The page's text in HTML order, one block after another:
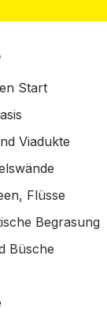
Start
Viadukte
Flüsse
Begrasung
Büsche